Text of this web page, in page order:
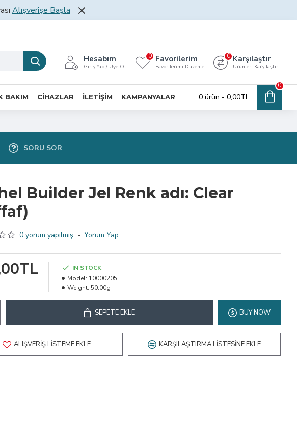
Alışverişe Başla
Hesabım
Giriş Yap / Üye Ol
Favorilerim
Favorilerimi Düzenle
0 Karşılaştır
Ürünleri Karşılaştır
0
BAKIM CİHAZLAR İLETİŞİM KAMPANYALAR 0 ürün - 0,00TL
0
SORU SOR
Builder Jel Renk adı: Clear
0 yorum yapılmış. - Yorum Yap
IN STOCK
Model: 10000205
Weight: 50.00g
SEPETE EKLE BUY NOW
ALIŞVERIŞ LISTEME EKLE KARŞILAŞTIRMA LISTESINE EKLE